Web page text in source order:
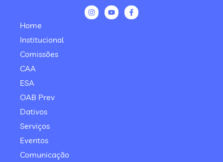
Home
Institucional
Comissões
CAA
ESA
OAB Prev
Dativos
Serviços
Eventos
Comunicação